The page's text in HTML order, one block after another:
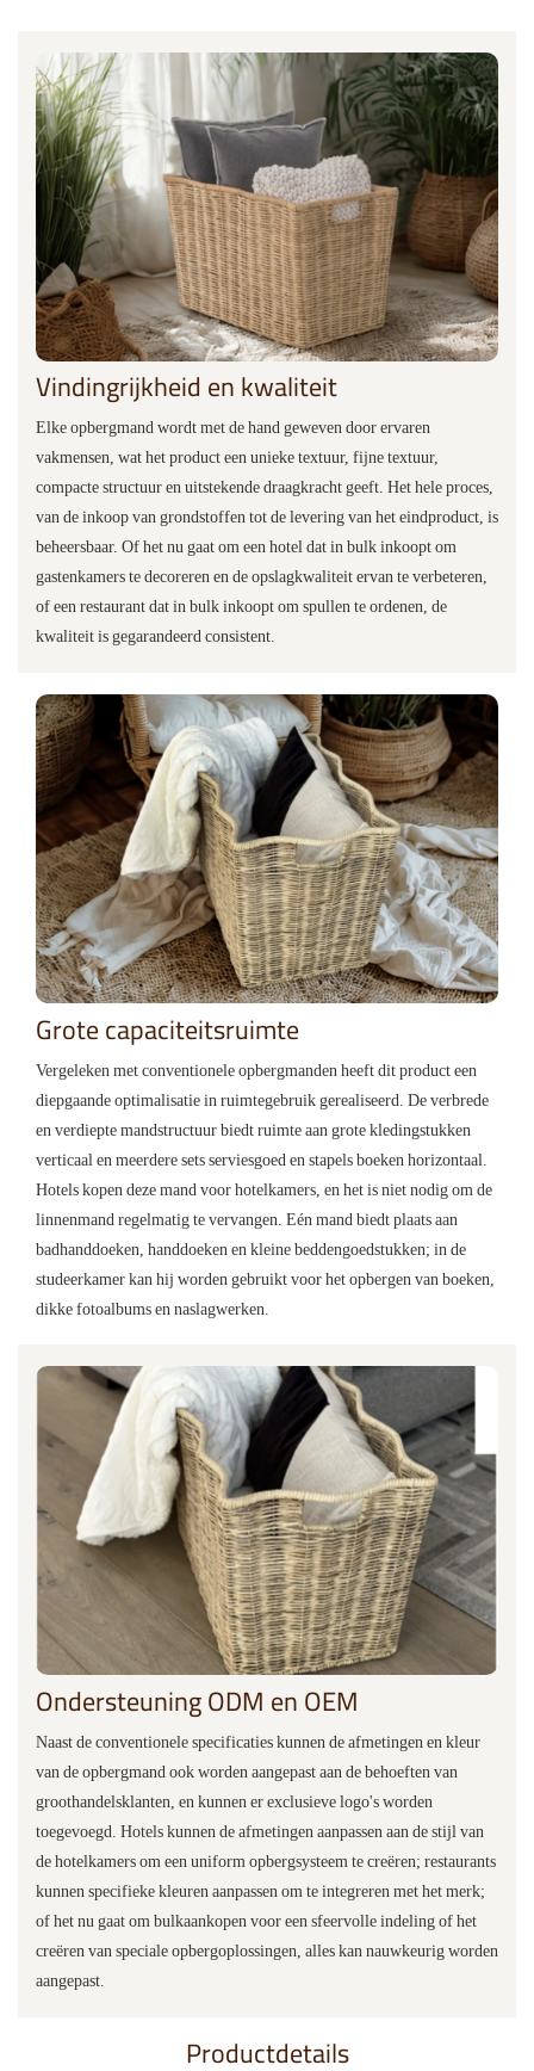
Vindingrijkheid en kwaliteit
Elke opbergmand wordt met de hand geweven door ervaren
vakmensen, wat het product een unieke textuur, fijne textuur,
compacte structuur en uitstekende draagkracht geeft. Het hele proces,
van de inkoop van grondstoffen tot de levering van het eindproduct, is
beheersbaar. Of het nu gaat om een ​​hotel dat in bulk inkoopt om
gastenkamers te decoreren en de opslagkwaliteit ervan te verbeteren,
of een restaurant dat in bulk inkoopt om spullen te ordenen, de
kwaliteit is gegarandeerd consistent.
Grote capaciteitsruimte
Vergeleken met conventionele opbergmanden heeft dit product een
diepgaande optimalisatie in ruimtegebruik gerealiseerd. De verbrede
en verdiepte mandstructuur biedt ruimte aan grote kledingstukken
verticaal en meerdere sets serviesgoed en stapels boeken horizontaal.
Hotels kopen deze mand voor hotelkamers, en het is niet nodig om de
linnenmand regelmatig te vervangen. Eén mand biedt plaats aan
badhanddoeken, handdoeken en kleine beddengoedstukken; in de
studeerkamer kan hij worden gebruikt voor het opbergen van boeken,
dikke fotoalbums en naslagwerken.
Ondersteuning ODM en OEM
Naast de conventionele specificaties kunnen de afmetingen en kleur
van de opbergmand ook worden aangepast aan de behoeften van
groothandelsklanten, en kunnen er exclusieve logo's worden
toegevoegd. Hotels kunnen de afmetingen aanpassen aan de stijl van
de hotelkamers om een ​​uniform opbergsysteem te creëren; restaurants
kunnen specifieke kleuren aanpassen om te integreren met het merk;
of het nu gaat om bulkaankopen voor een sfeervolle indeling of het
creëren van speciale opbergoplossingen, alles kan nauwkeurig worden
aangepast.
Productdetails